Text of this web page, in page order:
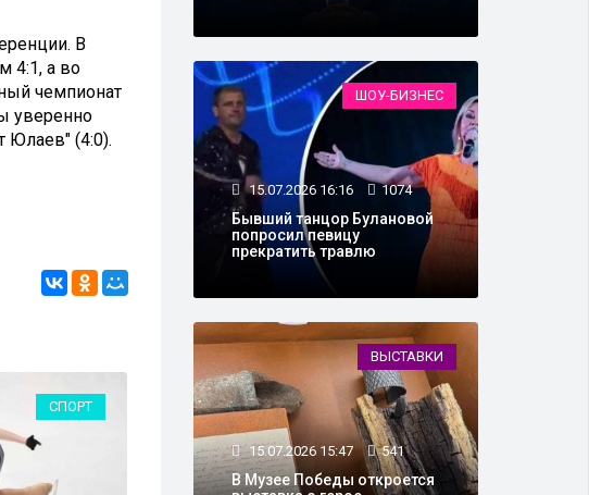
В
4:1, а во
чемпионат
уверенно
Юлаев" (4:0).
СПОРТ
СПОРТ
ШОУ-БИЗНЕС
15.07.2026 16:16 1074
Бывший танцор Булановой
попросил певицу
прекратить травлю
ВЫСТАВКИ
15.07.2026 15:47 541
В Музее Победы откроется